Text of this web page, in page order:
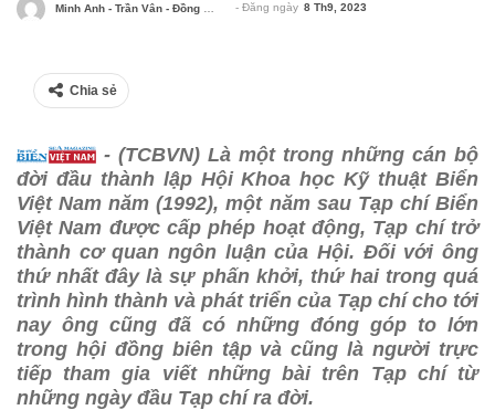
- Đăng ngày 8 Th9, 2023
Chia sẻ
- (TCBVN) Là một trong những cán bộ
đời đầu thành lập Hội Khoa học Kỹ thuật Biển
Việt Nam năm (1992), một năm sau Tạp chí Biển
Việt Nam được cấp phép hoạt động, Tạp chí trở
thành cơ quan ngôn luận của Hội. Đối với ông
thứ nhất đây là sự phấn khởi, thứ hai trong quá
trình hình thành và phát triển của Tạp chí cho tới
nay ông cũng đã có những đóng góp to lớn
trong hội đồng biên tập và cũng là người trực
tiếp tham gia viết những bài trên Tạp chí từ
những ngày đầu Tạp chí ra đời.